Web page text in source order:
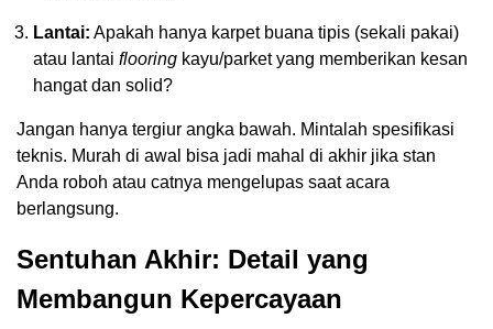
Lantai: Apakah hanya karpet buana tipis (sekali pakai)
atau lantai flooring kayu/parket yang memberikan kesan
hangat dan solid?
Jangan hanya tergiur angka bawah. Mintalah spesifikasi
teknis. Murah di awal bisa jadi mahal di akhir jika stan
Anda roboh atau catnya mengelupas saat acara
berlangsung.
Sentuhan Akhir: Detail yang
Membangun Kepercayaan